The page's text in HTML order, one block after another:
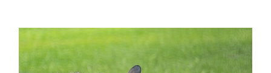
astonishing
superior